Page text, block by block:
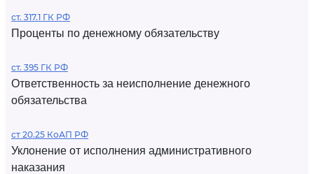
ст. 317.1 ГК РФ
Проценты по денежному обязательству
ст. 395 ГК РФ
Ответственность за неисполнение денежного
обязательства
ст 20.25 КоАП РФ
Уклонение от исполнения административного
наказания